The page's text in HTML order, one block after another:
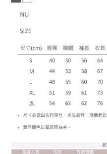
任。
４．使用「AFTEE先享後付」時，
請求用戶進行身份認證。
恩沛科技股份有限公司將有權停止